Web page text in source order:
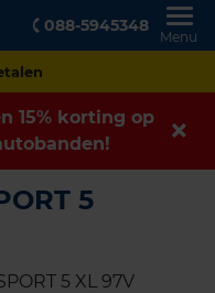
088-5945348
Menu
15% korting op
5